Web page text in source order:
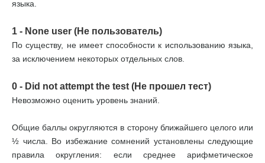
языка.
1 - None user (Не пользователь)
По существу, не имеет способности к использованию языка,
за исключением некоторых отдельных слов.
0 - Did not attempt the test (Не прошел тест)
Невозможно оценить уровень знаний.
Общие баллы округляются в сторону ближайшего целого или
½ числа. Во избежание сомнений установлены следующие
правила округления: если среднее арифметическое